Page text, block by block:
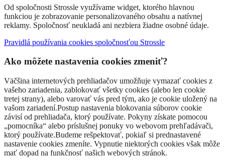
Od spoločnosti Strossle využívame widget, ktorého hlavnou
funkciou je zobrazovanie personalizovaného obsahu a natívnej
reklamy. Spoločnosť neukladá ani nezbiera žiadne osobné údaje.
Pravidlá používania cookies spoločnosťou Strossle
Ako môžete nastavenia cookies zmeniť?
Väčšina internetových prehliadačov umožňuje vymazať cookies z
vašeho zariadenia, zablokovať všetky cookies (alebo len cookie
tretej strany), alebo varovať vás pred tým, ako je cookie uložený na
vašom zariadení.Postup nastavenia blokovania súborov cookie
závisí od prehliadača, ktorý používate. Pokyny získate pomocou
„pomocníka“ alebo príslušnej ponuky vo webovom prehľadávači,
ktorý používate.Budeme rešpektovať, pokiaľ si prednastavené
nastavenie cookies zmeníte. Vypnutie niektorých cookies však môže
mať dopad na funkčnosť našich webových stránok.